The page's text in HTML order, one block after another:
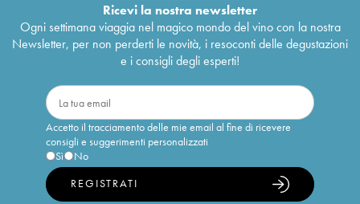
Ricevi la nostra newsletter
Ogni settimana viaggia nel magico mondo del vino con la nostra
Newsletter, per non perderti le novità, i resoconti delle degustazioni
e i consigli degli esperti!
Accetto il tracciamento delle mie email al fine di ricevere
consigli e suggerimenti personalizzati
Sì
No
REGISTRATI